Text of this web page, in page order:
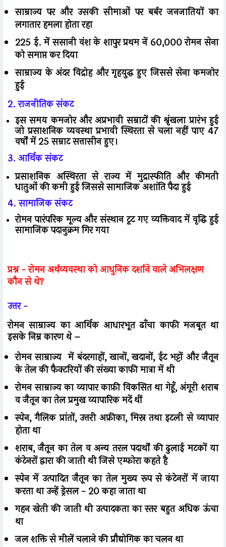
साम्राज्य पर और उसकी सीमाओं पर बर्बर जनजातियों का
लगातार हमला होता रहा
225 ई. में ससानी वंश के शापुर प्रथम नें 60,000 रोमन सेना
को समाप्त कर दिया
साम्राज्य के अंदर विद्रोह और गृहयुद्ध हुए जिससे सेना कमजोर
हुई
2. राजनीतिक संकट
इस समय कमजोर और अप्रभावी सम्राटों की श्रृंखला प्रारंभ हुई
जो प्रसाशनिक व्यवस्था प्रभावी स्थिरता से चला नहीं पाए 47
वर्षों में 25 सम्राट सत्तासीन हुए।
3. आर्थिक संकट
प्रसाशनिक अस्थिरता से राज्य में मुद्रास्फीति और कीमती
धातुओं की कमी हुई जिससे सामाजिक अशांति पैदा हुई
4. सामाजिक संकट
रोमन पारंपरिक मूल्य और संस्थान टूट गए व्यक्तिवाद में वृद्धि हुई
सामाजिक पदानुक्रम गिर गया
प्रश्न -रोमन अर्थव्यवस्था को आधुनिक दर्शाने वाले अभिलक्षण
कौन से थे?
उत्तर -
रोमन साम्राज्य का आर्थिक आधारभूत ढाँचा काफी मजबूत था
इसके निम्न कारण थे –
रोमन साम्राज्य में बंदरगाहों, खानों, खदानों, ईट भट्टों और जैतून
के तेल की फैक्टरियों की संख्या काफी मात्रा में थी
रोमन साम्राज्य का व्यापार काफ़ी विकसित था गेहूँ, अंगूरी शराब
व जैतून का तेल प्रमुख व्यापारिक मदें थीं
स्पेन, गैलिक प्रांतों, उत्तरी अफ्रीका, मिस्र तथा इटली से व्यापार
होता था
शराब, जैतून का तेल व अन्य तरल पदार्थों की ढुलाई मटकों या
कंटेनरों द्वारा की जाती थी जिसे एम्फोरा कहते है
स्पेन में उत्पादित जैतून का तेल मुख्य रूप से कंटेनरों में जाया
करता था उन्हें ड्रेसल - 20 कहा जाता था
गहन खेती की जाती थी उत्पादकता का स्तर बहुत अधिक ऊंचा
था
जल शक्ति से मीलें चलाने की प्रौद्योगिक का चलन था